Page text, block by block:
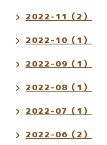
2022-11（2）
2022-10（1）
2022-09（1）
2022-08（1）
2022-07（1）
2022-06（2）